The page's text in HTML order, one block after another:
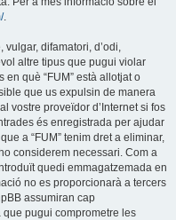
.
difamatori, d’odi,
altre tipus que pugui violar
què “FUM” està allotjat o
que us expulsin de manera
vostre proveïdor d’Internet si fos
és enregistrada per ajudar
a “FUM” tenim dret a eliminar,
considerem necessari. Com a
quedi emmagatzemada en
no es proporcionarà a tercers
assumiran cap
pugui comprometre les